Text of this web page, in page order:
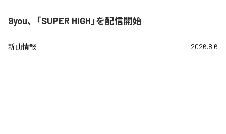
9you、「SUPER HIGH」を配信開始
新曲情報 2026.8.6